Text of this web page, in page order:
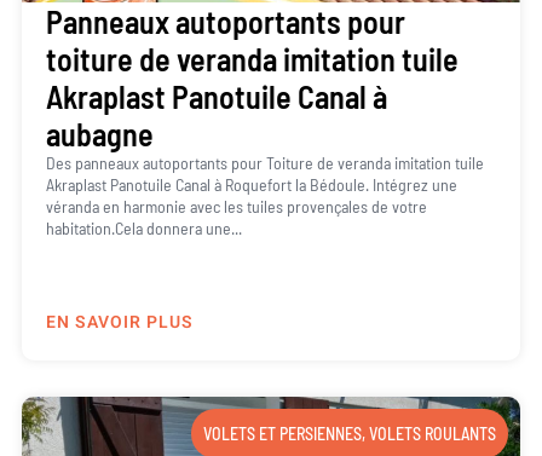
Panneaux autoportants pour
toiture de veranda imitation tuile
Akraplast Panotuile Canal à
aubagne
Des panneaux autoportants pour Toiture de veranda imitation tuile
Akraplast Panotuile Canal à Roquefort la Bédoule. Intégrez une
véranda en harmonie avec les tuiles provençales de votre
habitation.Cela donnera une...
EN SAVOIR PLUS
VOLETS ET PERSIENNES,VOLETS ROULANTS